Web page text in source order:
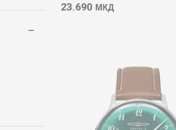
23.690 МКД